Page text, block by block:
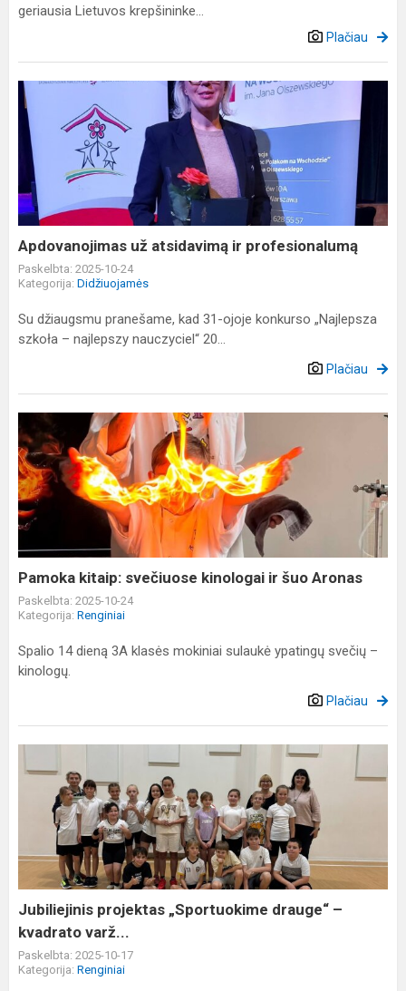
geriausia Lietuvos krepšininke...
Plačiau
Apdovanojimas
už
atsidavimą
profesionalumą
Apdovanojimas už atsidavimą ir profesionalumą
Paskelbta: 2025-10-24
Kategorija: Didžiuojamės
Su džiaugsmu pranešame, kad 31-ojoje konkurso „Najlepsza
szkoła – najlepszy nauczyciel“ 20...
Plačiau
Pamoka
kitaip:
svečiuose
kinologai
ir
šuo
Aronas
Pamoka kitaip: svečiuose kinologai ir šuo Aronas
Paskelbta: 2025-10-24
Kategorija: Renginiai
Spalio 14 dieną 3A klasės mokiniai sulaukė ypatingų svečių –
kinologų.
Plačiau
projektas
„Sportuokime
drauge“
kvadrato
varž...
Jubiliejinis projektas „Sportuokime drauge“ –
kvadrato varž...
Paskelbta: 2025-10-17
Kategorija: Renginiai